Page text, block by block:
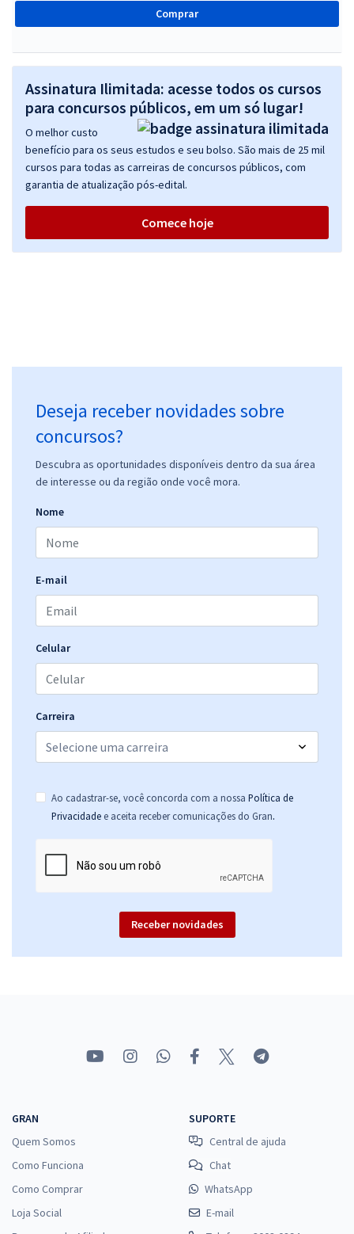
Comprar
Assinatura Ilimitada: acesse todos os cursos
para concursos públicos, em um só lugar!
O melhor custo
benefício para os seus estudos e seu bolso. São mais de 25 mil
cursos para todas as carreiras de concursos públicos, com
garantia de atualização pós-edital.
Comece hoje
Deseja receber novidades sobre
concursos?
Descubra as oportunidades disponíveis dentro da sua área
de interesse ou da região onde você mora.
Nome
E-mail
Celular
Carreira
Ao cadastrar-se, você concorda com a nossa Política de
Privacidade e aceita receber comunicações do Gran.
Receber novidades
GRAN
Quem Somos
Como Funciona
Como Comprar
Loja Social
SUPORTE
Central de ajuda
Chat
WhatsApp
E-mail